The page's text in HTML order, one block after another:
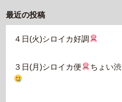
最近の投稿
４日(火)シロイカ好調
３日(月)シロイカ便 ちょい渋